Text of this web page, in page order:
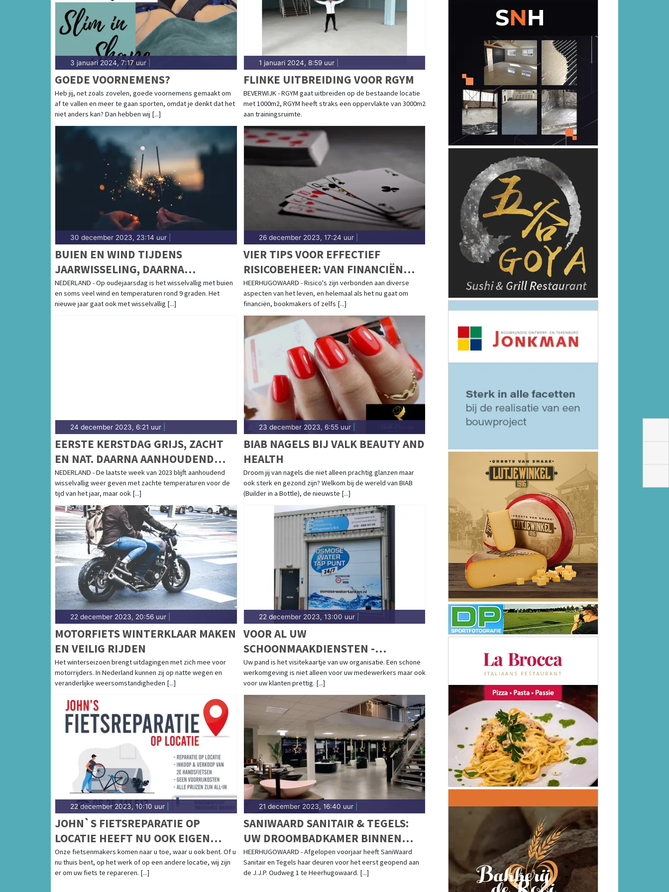
Coolplein in Heerhugowaard of het Waagplein in Alkmaar. Algemeen nieuws over het weer in de
regio vind je hier!
3 januari 2024, 7:17 uur
GOEDE VOORNEMENS?
Heb jij, net zoals zovelen, goede voornemens gemaakt om
af te vallen en meer te gaan sporten, omdat je denkt dat het
niet anders kan? Dan hebben wij [...]
1 januari 2024, 8:59 uur|
FLINKE UITBREIDING VOOR RGYM
BEVERWIJK - RGYM gaat uitbreiden op de bestaande locatie
met 1000m2, RGYM heeft straks een oppervlakte van 3000m2
aan trainingsruimte.
30 december 2023, 23:14 uur
BUIEN EN WIND TIJDENS
JAARWISSELING, DAARNA
WISSELVALLIG EN ZACHT
NEDERLAND - Op oudejaarsdag is het wisselvallig met buien
en soms veel wind en temperaturen rond 9 graden. Het
nieuwe jaar gaat ook met wisselvallig [...]
26 december 2023, 17:24 uur|
VIER TIPS VOOR EFFECTIEF
RISICOBEHEER: VAN FINANCIËN
TOT CASINO'S
HEERHUGOWAARD - Risico's zijn verbonden aan diverse
aspecten van het leven, en helemaal als het nu gaat om
financiën, bookmakers of zelfs [...]
24 december 2023, 6:21 uur
EERSTE KERSTDAG GRIJS, ZACHT
EN NAT. DAARNA AANHOUDEND
WISSELVALLIG
NEDERLAND - De laatste week van 2023 blijft aanhoudend
wisselvallig weer geven met zachte temperaturen voor de
tijd van het jaar, maar ook [...]
23 december 2023, 6:55 uur|
BIAB NAGELS BIJ VALK BEAUTY AND
HEALTH
Droom jij van nagels die niet alleen prachtig glanzen maar
ook sterk en gezond zijn? Welkom bij de wereld van BIAB
(Builder in a Bottle), de nieuwste [...]
22 december 2023, 20:56 uur
MOTORFIETS WINTERKLAAR MAKEN
EN VEILIG RIJDEN
Het winterseizoen brengt uitdagingen met zich mee voor
motorrijders. In Nederland kunnen zij op natte wegen en
veranderlijke weersomstandigheden [...]
22 december 2023, 13:00 uur|
VOOR AL UW
SCHOONMAAKDIENSTEN -
FACILITAIRE DIENSTVERLENING
HEERHUGOWAARD B.V.
Uw pand is het visitekaartje van uw organisatie. Een schone
werkomgeving is niet alleen voor uw medewerkers maar ook
voor uw klanten prettig. [...]
22 december 2023, 10:10 uur
JOHN`S FIETSREPARATIE OP
LOCATIE HEEFT NU OOK EIGEN
WEBSHOP
Onze fietsenmakers komen naar u toe, waar u ook bent. Of u
nu thuis bent, op het werk of op een andere locatie, wij zijn
er om uw fiets te repareren. [...]
21 december 2023, 16:40 uur|
SANIWAARD SANITAIR & TEGELS:
UW DROOMBADKAMER BINNEN
VIER WEKEN!
HEERHUGOWAARD - Afgelopen voorjaar heeft SaniWaard
Sanitair en Tegels haar deuren voor het eerst geopend aan
de J.J.P. Oudweg 1 te Heerhugowaard. [...]